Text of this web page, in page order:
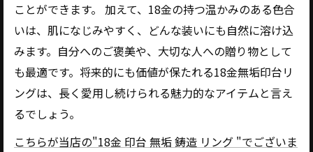
ことができます。 加えて、18金の持つ温かみのある色合
いは、肌になじみやすく、どんな装いにも自然に溶け込
みます。自分へのご褒美や、大切な人への贈り物として
も最適です。将来的にも価値が保たれる18金無垢印台リ
ングは、長く愛用し続けられる魅力的なアイテムと言え
るでしょう。
こちらが当店の"18金 印台 無垢 鋳造 リング "でございま